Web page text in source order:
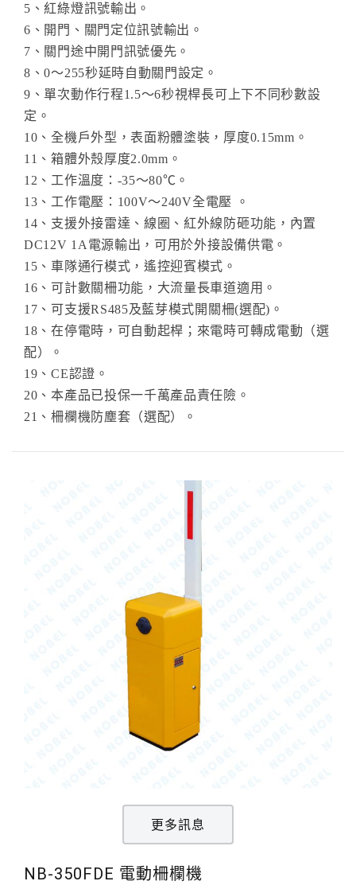
5、紅綠燈訊號輸出。
6、開門、關門定位訊號輸出。
7、關門途中開門訊號優先。
8、0～255秒延時自動關門設定。
9、單次動作行程1.5～6秒視桿長可上下不同秒數設
定。
10、全機戶外型，表面粉體塗裝，厚度0.15mm。
11、箱體外殼厚度2.0mm。
12、工作溫度：-35～80℃。
13、工作電壓：100V～240V全電壓 。
14、支援外接雷達、線圈、紅外線防砸功能，內置
DC12V 1A電源輸出，可用於外接設備供電。
15、車隊通行模式，遙控迎賓模式。
16、可計數關柵功能，大流量長車道適用。
17、可支援RS485及藍芽模式開關柵(選配)。
18、在停電時，可自動起桿；來電時可轉成電動（選
配）。
19、CE認證。
20、本產品已投保一千萬產品責任險。
21、柵欄機防塵套（選配）。
更多訊息
NB-350FDE 電動柵欄機